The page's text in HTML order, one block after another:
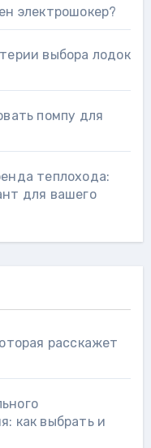
электрошокер?
выбора лодок
помпу для
теплохода:
для вашего
расскажет
как выбрать и